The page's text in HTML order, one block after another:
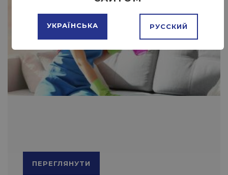
ПЕРЕГЛЯНУТИ
УКРАЇНСЬКА РУССКИЙ